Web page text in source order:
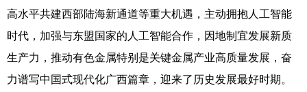
食品 人居 信息化 乡村振兴
溯源中国 城市 旅游 能源
会展 彩票 娱乐 时尚
高水平共建西部陆海新通道等重大机遇，主动拥抱人工智能
时代，加强与东盟国家的人工智能合作，因地制宜发展新质
生产力，推动有色金属特别是关键金属产业高质量发展，奋
力谱写中国式现代化广西篇章，迎来了历史发展最好时期。